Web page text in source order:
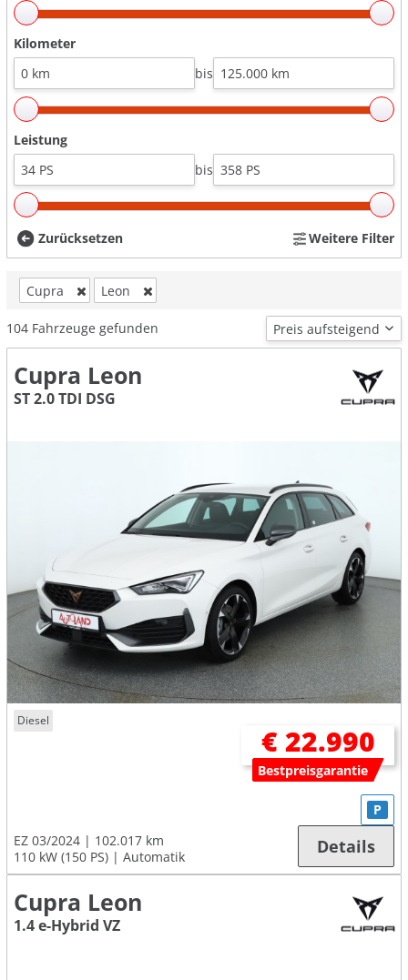
Kilometer
bis
Leistung
bis
Zurücksetzen Weitere Filter
Cupra Leon
104 Fahrzeuge gefunden
Cupra Leon
ST 2.0 TDI DSG
Diesel
€ 22.990
Bestpreisgarantie
EZ 03/2024
102.017 km
110 kW (150 PS)
Automatik
P
Details
Cupra Leon
1.4 e-Hybrid VZ